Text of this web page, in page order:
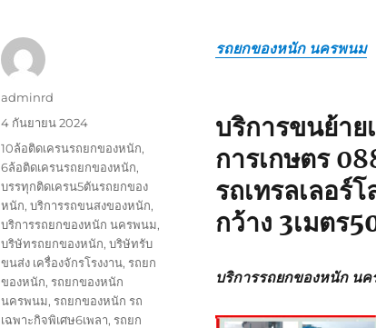
รถยกของหนัก นครพนม
บริการขนย้าย
การเกษตร
รถเทรลเลอร์
กว้าง 3เมตร
บริการรถยกของหนัก น
ผู้
เขียน
adminrd
เขียน
เมื่อ
4 กันยายน 2024
ป้าย
กำกับ
10ล้อติดเครนรถยกของหนัก,
6ล้อติดเครนรถยกของหนัก,
บรรทุกติดเครน5ตันรถยกของ
หนัก, บริการรถขนสงของหนัก,
บริการรถยกของหนัก นครพนม,
บริษัทรถยกของหนัก, บริษัทรับ
ขนส่ง เครื่องจักรโรงงาน, รถยก
ของหนัก, รถยกของหนัก
นครพนม, รถยกของหนัก รถ
เฉพาะกิจพิเศษ6เพลา, รถยก